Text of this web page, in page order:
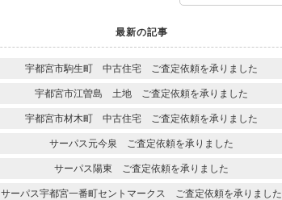
最新の記事
宇都宮市駒生町 中古住宅 ご査定依頼を承りました
宇都宮市江曽島 土地 ご査定依頼を承りました
宇都宮市材木町 中古住宅 ご査定依頼を承りました
サーパス元今泉 ご査定依頼を承りました
サーパス陽東 ご査定依頼を承りました
サーパス宇都宮一番町セントマークス ご査定依頼を承りました